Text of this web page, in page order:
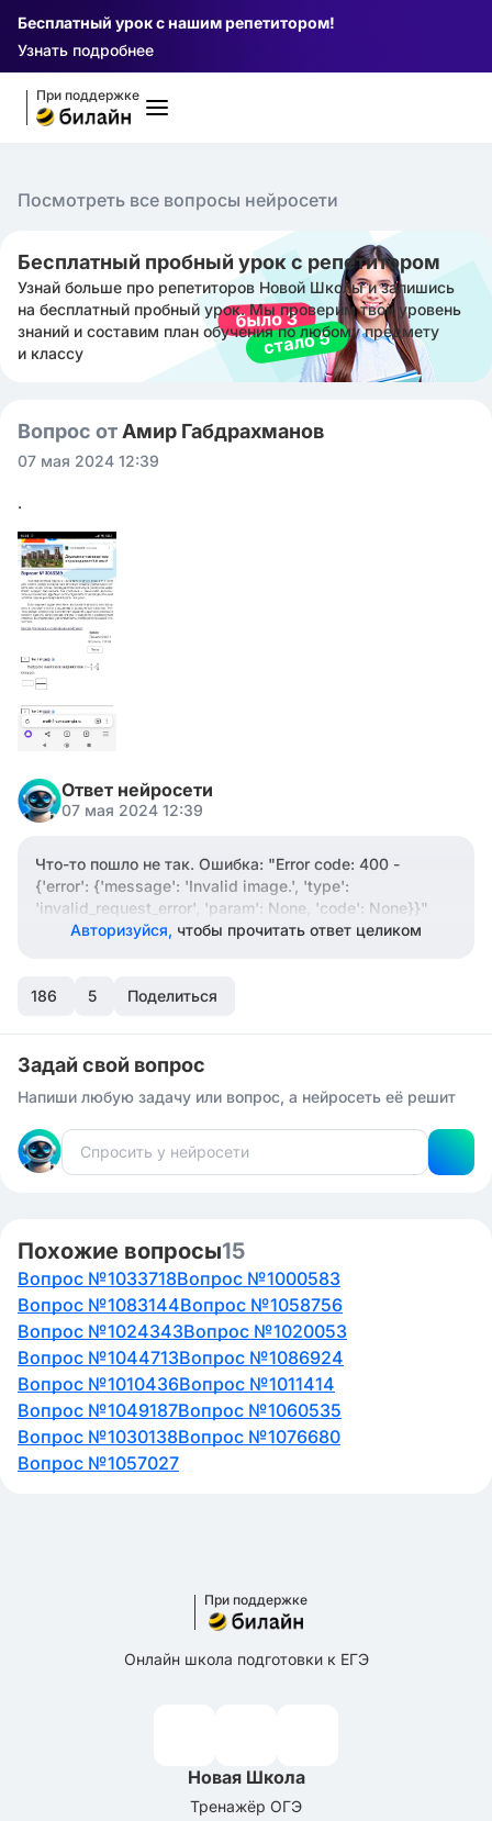
Бесплатный урок с нашим репетитором!
Узнать подробнее
При поддержке
Посмотреть все вопросы нейросети
Бесплатный пробный урок с репетитором
Узнай больше про репетиторов Новой Школы и запишись
на бесплатный пробный урок. Мы проверим твой уровень
знаний и составим план обучения по любому предмету
и классу
Вопрос от Амир Габдрахманов
07 мая 2024 12:39
.
Ответ нейросети
07 мая 2024 12:39
Что-то пошло не так. Ошибка: "Error code: 400 -
{'error': {'message': 'Invalid image.', 'type':
'invalid_request_error', 'param': None, 'code': None}}"
Авторизуйся, чтобы прочитать ответ целиком
186 5 Поделиться
Задай свой вопрос
Напиши любую задачу или вопрос, а нейросеть её решит
Похожие вопросы15
Вопрос №1033718Вопрос №1000583
Вопрос №1083144Вопрос №1058756
Вопрос №1024343Вопрос №1020053
Вопрос №1044713Вопрос №1086924
Вопрос №1010436Вопрос №1011414
Вопрос №1049187Вопрос №1060535
Вопрос №1030138Вопрос №1076680
Вопрос №1057027
При поддержке
Онлайн школа подготовки к ЕГЭ
Новая Школа
Тренажёр ОГЭ